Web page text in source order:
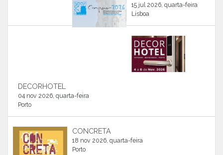
15 jul 2026, quarta-feira
Lisboa
DECORHOTEL
04 nov 2026, quarta-feira
Porto
CONCRETA
18 nov 2026, quarta-feira
Porto